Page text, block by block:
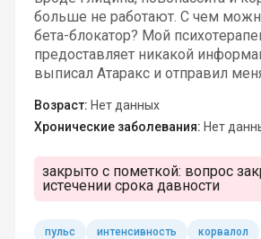
больше не работают. С чем
бета-блокатор? Мой
предоставляет никакой
выписал Атаракс и отправил
Возраст: Нет данных
Хронические заболевания: Нет
закрыто с пометкой: вопрос
истечении срока давности
пульс интенсивность корвалол